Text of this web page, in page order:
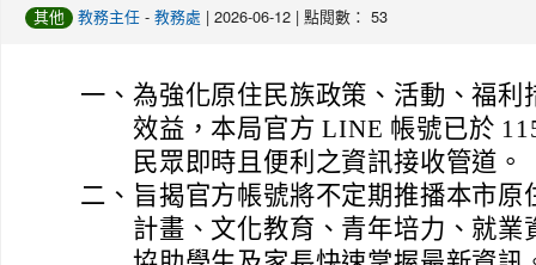
其他 教務主任 - 教務處 | 2026-06-12 | 點閱數： 53
一、 為強化原住民族政策、活動、福利
效益，本局官方 LINE 帳號已於
民眾即時且便利之資訊接收管道。
二、 旨揭官方帳號將不定期推播本市
計畫、文化教育、青年培力、就